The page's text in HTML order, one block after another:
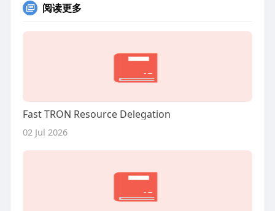
阅读更多
Fast TRON Resource Delegation
02 Jul 2026